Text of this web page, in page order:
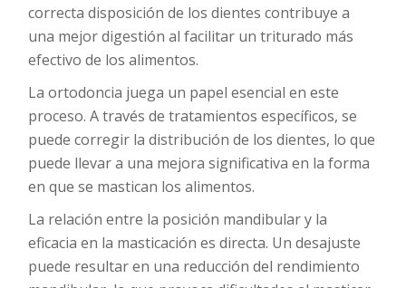
correcta disposición de los dientes contribuye a
una mejor digestión al facilitar un triturado más
efectivo de los alimentos.
La ortodoncia juega un papel esencial en este
proceso. A través de tratamientos específicos, se
puede corregir la distribución de los dientes, lo que
puede llevar a una mejora significativa en la forma
en que se mastican los alimentos.
La relación entre la posición mandibular y la
eficacia en la masticación es directa. Un desajuste
puede resultar en una reducción del rendimiento